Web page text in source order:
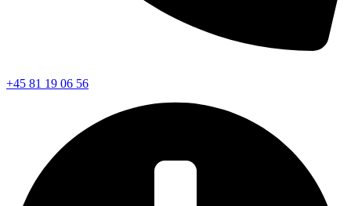
+45 81 19 06 56